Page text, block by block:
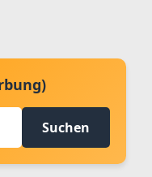
Suchen